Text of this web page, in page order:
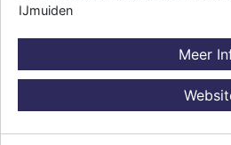
IJmuiden
Meer